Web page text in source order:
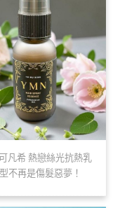
凡希 熱戀絲光抗熱乳
不再是傷髮惡夢！